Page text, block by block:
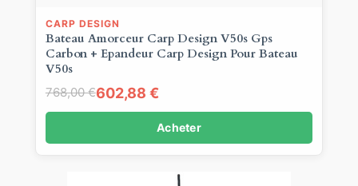
CARP DESIGN
Bateau Amorceur Carp Design V50s Gps
Carbon + Epandeur Carp Design Pour Bateau
V50s
768,00 €602,88 €
Acheter